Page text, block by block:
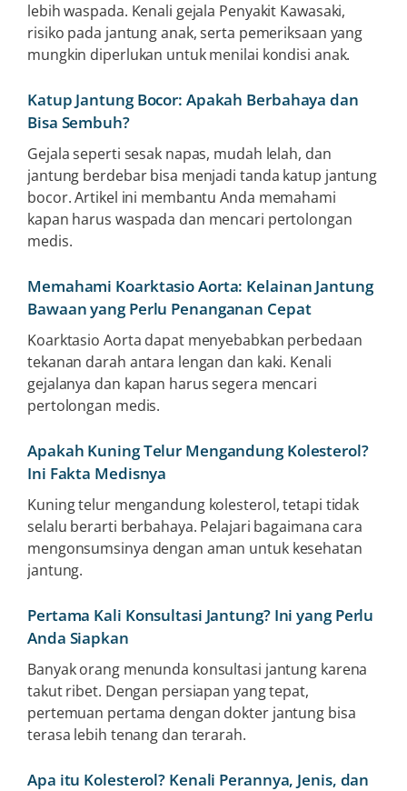
lebih waspada. Kenali gejala Penyakit Kawasaki,
risiko pada jantung anak, serta pemeriksaan yang
mungkin diperlukan untuk menilai kondisi anak.
Katup Jantung Bocor: Apakah Berbahaya dan
Bisa Sembuh?
Gejala seperti sesak napas, mudah lelah, dan
jantung berdebar bisa menjadi tanda katup jantung
bocor. Artikel ini membantu Anda memahami
kapan harus waspada dan mencari pertolongan
medis.
Memahami Koarktasio Aorta: Kelainan Jantung
Bawaan yang Perlu Penanganan Cepat
Koarktasio Aorta dapat menyebabkan perbedaan
tekanan darah antara lengan dan kaki. Kenali
gejalanya dan kapan harus segera mencari
pertolongan medis.
Apakah Kuning Telur Mengandung Kolesterol?
Ini Fakta Medisnya
Kuning telur mengandung kolesterol, tetapi tidak
selalu berarti berbahaya. Pelajari bagaimana cara
mengonsumsinya dengan aman untuk kesehatan
jantung.
Pertama Kali Konsultasi Jantung? Ini yang Perlu
Anda Siapkan
Banyak orang menunda konsultasi jantung karena
takut ribet. Dengan persiapan yang tepat,
pertemuan pertama dengan dokter jantung bisa
terasa lebih tenang dan terarah.
Apa itu Kolesterol? Kenali Perannya, Jenis, dan